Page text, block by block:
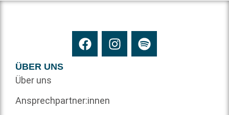
ÜBER UNS
Über uns
Ansprechpartner:innen